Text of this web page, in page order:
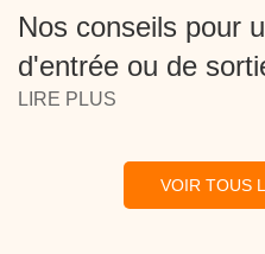
Nos conseils pour
d'entrée ou de
LIRE PLUS
VOIR TOUS